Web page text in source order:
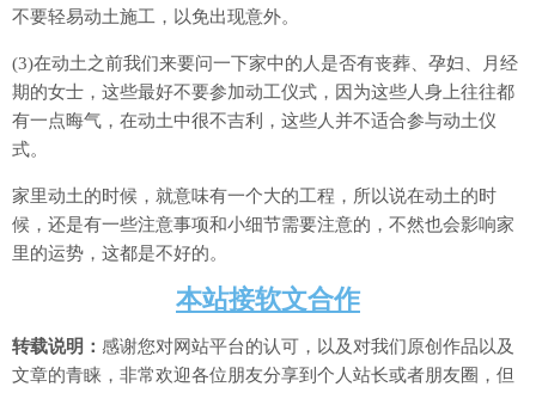
不要轻易动土施工，以免出现意外。
(3)在动土之前我们来要问一下家中的人是否有丧葬、孕妇、月经
期的女士，这些最好不要参加动工仪式，因为这些人身上往往都
有一点晦气，在动土中很不吉利，这些人并不适合参与动土仪
式。
家里动土的时候，就意味有一个大的工程，所以说在动土的时
候，还是有一些注意事项和小细节需要注意的，不然也会影响家
里的运势，这都是不好的。
本站接软文合作
转载说明： 感谢您对网站平台的认可，以及对我们原创作品以及
文章的青睐，非常欢迎各位朋友分享到个人站长或者朋友圈，但